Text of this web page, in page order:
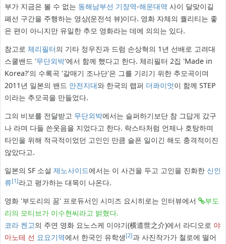
부가 지금은 볼 수 없는 동해남부선 기장역-해운대역 사이 달맞이길
폐선 구간을 주행하는 영상(운전석 뷰)이다. 영화 자체의 퀄리티는 좋
은 편이 아니지만 유일한 추모 영화라는 데에 의의는 있다.
참고로 체리필터의 기타 정우진과 드럼 손상혁의 1년 선배로 고려대
스쿨밴드 '무단외박'에서 함께 했다고 한다. 체리필터 2집 'Made in
Korea?'의 수록곡 '갈매기 조나단'은 그를 기리기 위한 추모곡이며
2011년 일본의 밴드 안전지대와 한국의 랩퍼 더콰이엇이 함께 STEP
이라는 추모곡을 만들었다.
그의 비보를 전달받고 무단외박에서는 슬퍼하기보단 참 그답게 갔구
나 라며 다들 쓴웃음을 지었다고 한다. 락스타처럼 언제나 호탕하며
타인을 위해 적극적이었던 고인인 만큼 슬픈 일이긴 해도 충격적이진
않았다고.
일본의 SF 소설 제노사이드에서는 이 사건을 두고 고인을 진화한 신인
류[1]라고 평가하는 대목이 나온다.
영화 '부도리의 꿈' 프로듀서인 시미즈 요시히로는 인터뷰에서
부도
리의 모티브가 이수현씨라고 밝혔다.
코라 켄고의 주연 영화 요노스케 이야기(横道世之介)에서 라디오로 야
마노테 선 요요기역에서 한국인 유학생[2]과 사진작가가 철로에 떨어